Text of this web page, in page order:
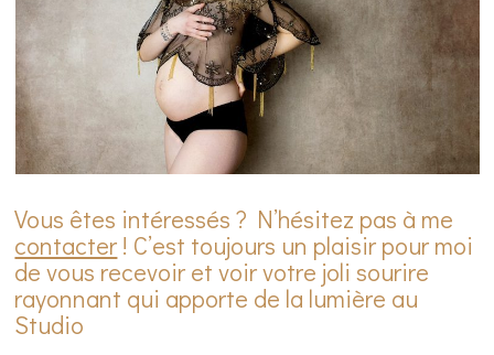
Vous êtes intéressés ? N’hésitez pas à me
contacter ! C’est toujours un plaisir pour moi
de vous recevoir et voir votre joli sourire
rayonnant qui apporte de la lumière au
Studio